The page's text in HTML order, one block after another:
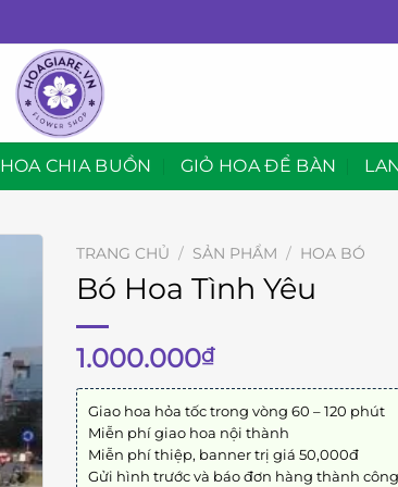
HOA CHIA BUỒN GIỎ HOA ĐỂ BÀN
TRANG CHỦ / SẢN PHẨM / HOA BÓ
Bó Hoa Tình Yêu
1.000.000₫
Giao hoa hỏa tốc trong vòng 60 – 120 phút
Miễn phí giao hoa nội thành
Miễn phí thiệp, banner trị giá 50,000đ
Gửi hình trước và báo đơn hàng thành công